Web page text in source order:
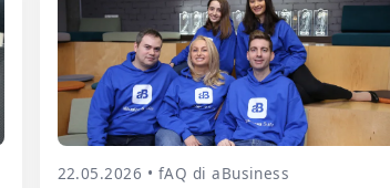
22.05.2026 • fAQ di aBusiness